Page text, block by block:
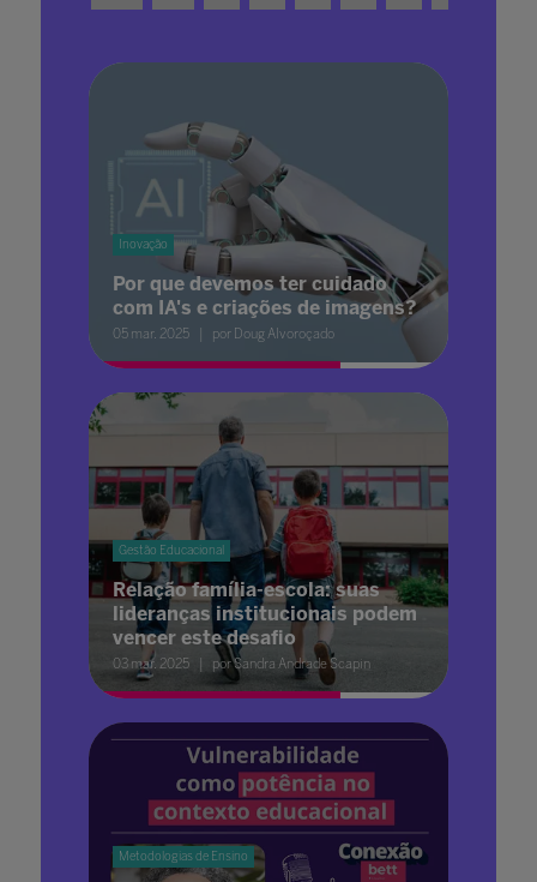
Inovação
Por que devemos ter cuidado
com IA's e criações de imagens?
05 mar. 2025 por Doug Alvoroçado
Gestão Educacional
Relação família-escola: suas
lideranças institucionais podem
vencer este desafio
03 mar. 2025 por Sandra Andrade Scapin
Metodologias de Ensino